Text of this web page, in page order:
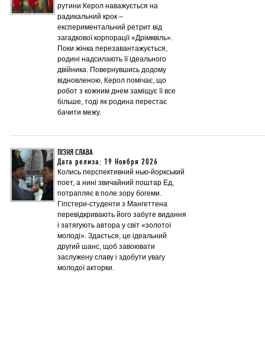
рутини Керол наважується на
радикальний крок –
експериментальний ретрит від
загадкової корпорації «Дрімквіль».
Поки жінка перезавантажується,
родині надсилають її ідеального
двійника. Повернувшись додому
відновленою, Керол помічає, що
робот з кожним днем заміщує її все
більше, тоді як родина перестає
бачити межу.
ПІЗНЯ СЛАВА
Дата релиза: 19 Ноября 2026
Колись перспективний нью-йоркський
поет, а нині звичайний поштар Ед,
потрапляє в поле зору богеми.
Гіпстери-студенти з Мангеттена
перевідкривають його забуте видання
і затягують автора у світ «золотої
молоді». Здається, це ідеальний
другий шанс, щоб завоювати
заслужену славу і здобути увагу
молодої акторки.